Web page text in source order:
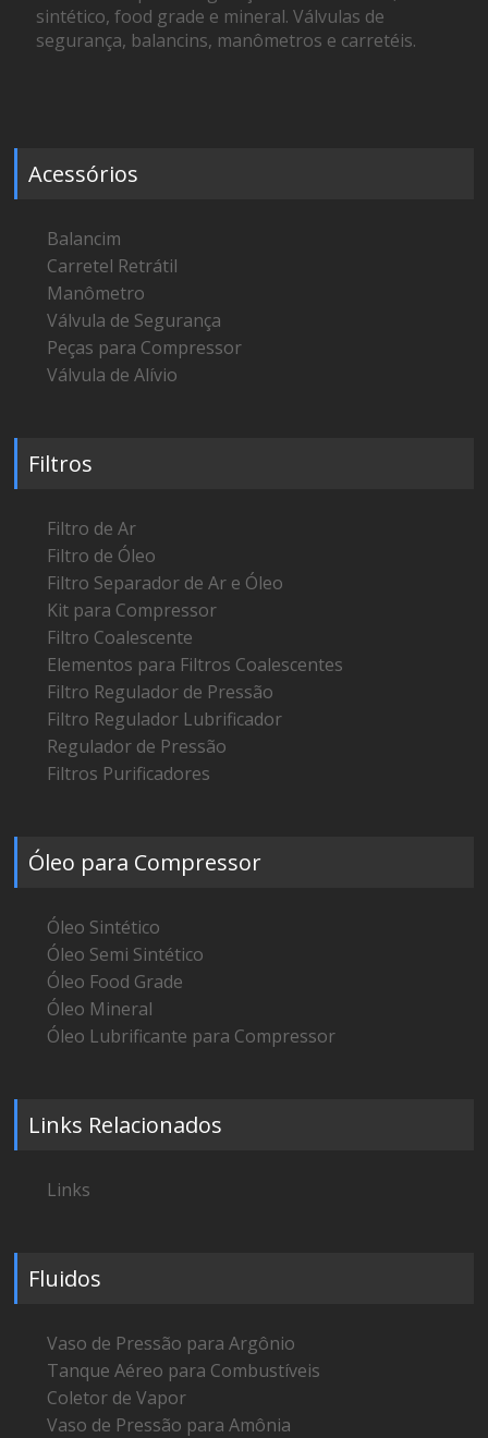
sintético, food grade e mineral. Válvulas de
segurança, balancins, manômetros e carretéis.
Acessórios
Balancim
Carretel Retrátil
Manômetro
Válvula de Segurança
Peças para Compressor
Válvula de Alívio
Filtros
Filtro de Ar
Filtro de Óleo
Filtro Separador de Ar e Óleo
Kit para Compressor
Filtro Coalescente
Elementos para Filtros Coalescentes
Filtro Regulador de Pressão
Filtro Regulador Lubrificador
Regulador de Pressão
Filtros Purificadores
Óleo para Compressor
Óleo Sintético
Óleo Semi Sintético
Óleo Food Grade
Óleo Mineral
Óleo Lubrificante para Compressor
Links Relacionados
Links
Fluidos
Vaso de Pressão para Argônio
Tanque Aéreo para Combustíveis
Coletor de Vapor
Vaso de Pressão para Amônia